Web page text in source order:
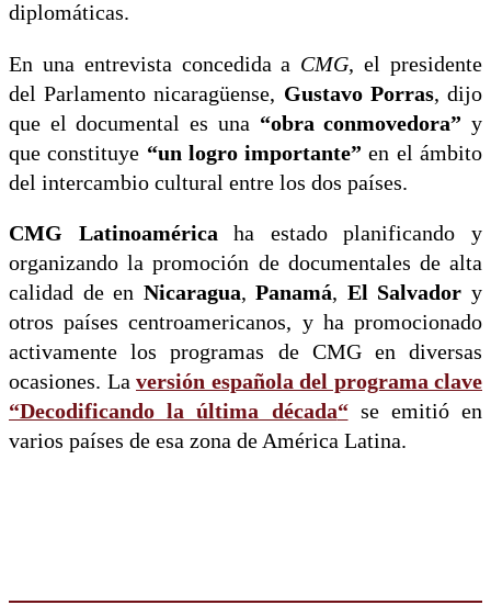
diplomáticas.
En una entrevista concedida a CMG, el presidente
del Parlamento nicaragüense, Gustavo Porras, dijo
que el documental es una “obra conmovedora” y
que constituye “un logro importante” en el ámbito
del intercambio cultural entre los dos países.
CMG Latinoaméricaha estado planificando y
organizando la promoción de documentales de alta
calidad de en Nicaragua,Panamá, El Salvador y
otros países centroamericanos, y ha promocionado
activamente los programas de CMG en diversas
ocasiones. La versión española del programa clave
“Decodificando la última década“se emitió en
varios países de esa zona de América Latina.